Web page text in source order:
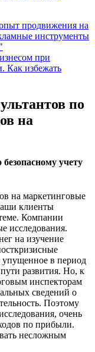
продвижения на
инструменты
при
Как избежать
по
на
учету
на маркетинговые
клиенты
Компании
исследования.
на изучение
упущенное в период
развития. Но, к
инспекторам
сведений о
Поэтому
очень
по прибыли.
несложным